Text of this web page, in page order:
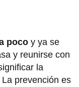
poco y ya se
y reunirse con
la
prevención es